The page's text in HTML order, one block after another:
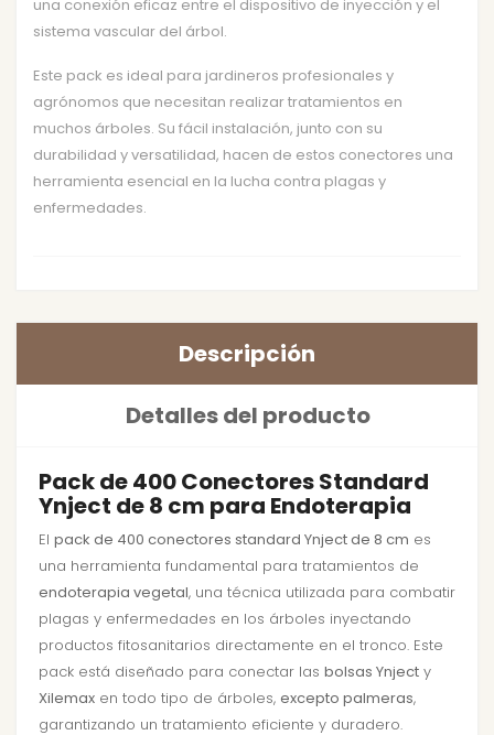
una conexión eficaz entre el dispositivo de inyección y el
sistema vascular del árbol.
Este pack es ideal para jardineros profesionales y
agrónomos que necesitan realizar tratamientos en
muchos árboles. Su fácil instalación, junto con su
durabilidad y versatilidad, hacen de estos conectores una
herramienta esencial en la lucha contra plagas y
enfermedades.
Descripción
Detalles del producto
Pack de 400 Conectores Standard
Ynject de 8 cm para Endoterapia
El pack de 400 conectores standard Ynject de 8 cm es
una herramienta fundamental para tratamientos de
endoterapia vegetal, una técnica utilizada para combatir
plagas y enfermedades en los árboles inyectando
productos fitosanitarios directamente en el tronco. Este
pack está diseñado para conectar las bolsas Ynject y
Xilemax en todo tipo de árboles, excepto palmeras,
garantizando un tratamiento eficiente y duradero.